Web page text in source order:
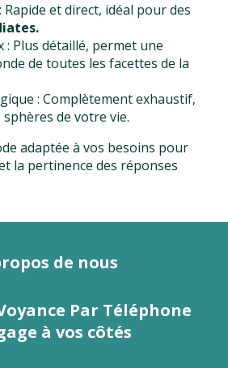
et direct, idéal pour des
: Plus détaillé, permet une
de toutes les facettes de la
: Complètement exhaustif,
de votre vie.
adaptée à vos besoins pour
la pertinence des réponses
de nous
Par Téléphone
à vos côtés